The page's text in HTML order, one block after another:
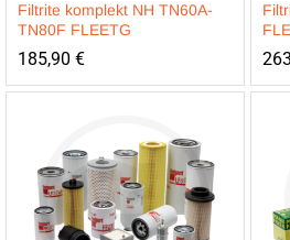
Filtrite komplekt NH TN60A-
TN80F FLEETG
185,90 €